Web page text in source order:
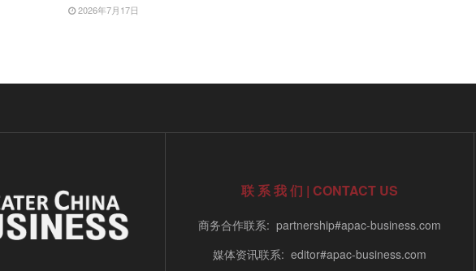
2026年7月17日
联 系 我 们 | CONTACT US
商务合作联系: partnership#apac-business.com
媒体资讯联系: editor#apac-business.com